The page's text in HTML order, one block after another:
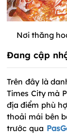
Nơi thăng
Đang cập
Trên đây là
Times City mà
địa điểm phù
thoải mái bên
trước qua